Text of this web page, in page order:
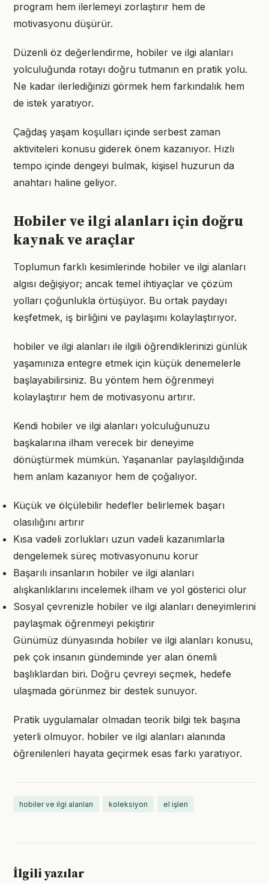
program hem ilerlemeyi zorlaştırır hem de
motivasyonu düşürür.
Düzenli öz değerlendirme, hobiler ve ilgi alanları
yolculuğunda rotayı doğru tutmanın en pratik yolu.
Ne kadar ilerlediğinizi görmek hem farkındalık hem
de istek yaratıyor.
Çağdaş yaşam koşulları içinde serbest zaman
aktiviteleri konusu giderek önem kazanıyor. Hızlı
tempo içinde dengeyi bulmak, kişisel huzurun da
anahtarı haline geliyor.
Hobiler ve ilgi alanları için doğru
kaynak ve araçlar
Toplumun farklı kesimlerinde hobiler ve ilgi alanları
algısı değişiyor; ancak temel ihtiyaçlar ve çözüm
yolları çoğunlukla örtüşüyor. Bu ortak paydayı
keşfetmek, iş birliğini ve paylaşımı kolaylaştırıyor.
hobiler ve ilgi alanları ile ilgili öğrendiklerinizi günlük
yaşamınıza entegre etmek için küçük denemelerle
başlayabilirsiniz. Bu yöntem hem öğrenmeyi
kolaylaştırır hem de motivasyonu artırır.
Kendi hobiler ve ilgi alanları yolculuğunuzu
başkalarına ilham verecek bir deneyime
dönüştürmek mümkün. Yaşananlar paylaşıldığında
hem anlam kazanıyor hem de çoğalıyor.
Küçük ve ölçülebilir hedefler belirlemek başarı
olasılığını artırır
Kısa vadeli zorlukları uzun vadeli kazanımlarla
dengelemek süreç motivasyonunu korur
Başarılı insanların hobiler ve ilgi alanları
alışkanlıklarını incelemek ilham ve yol gösterici olur
Sosyal çevrenizle hobiler ve ilgi alanları deneyimlerini
paylaşmak öğrenmeyi pekiştirir
Günümüz dünyasında hobiler ve ilgi alanları konusu,
pek çok insanın gündeminde yer alan önemli
başlıklardan biri. Doğru çevreyi seçmek, hedefe
ulaşmada görünmez bir destek sunuyor.
Pratik uygulamalar olmadan teorik bilgi tek başına
yeterli olmuyor. hobiler ve ilgi alanları alanında
öğrenilenleri hayata geçirmek esas farkı yaratıyor.
hobiler ve ilgi alanları koleksiyon el işleri
İlgili yazılar